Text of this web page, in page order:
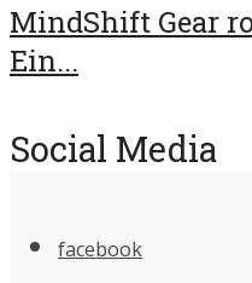
MindShift Gear
Ein...
Social Media
facebook